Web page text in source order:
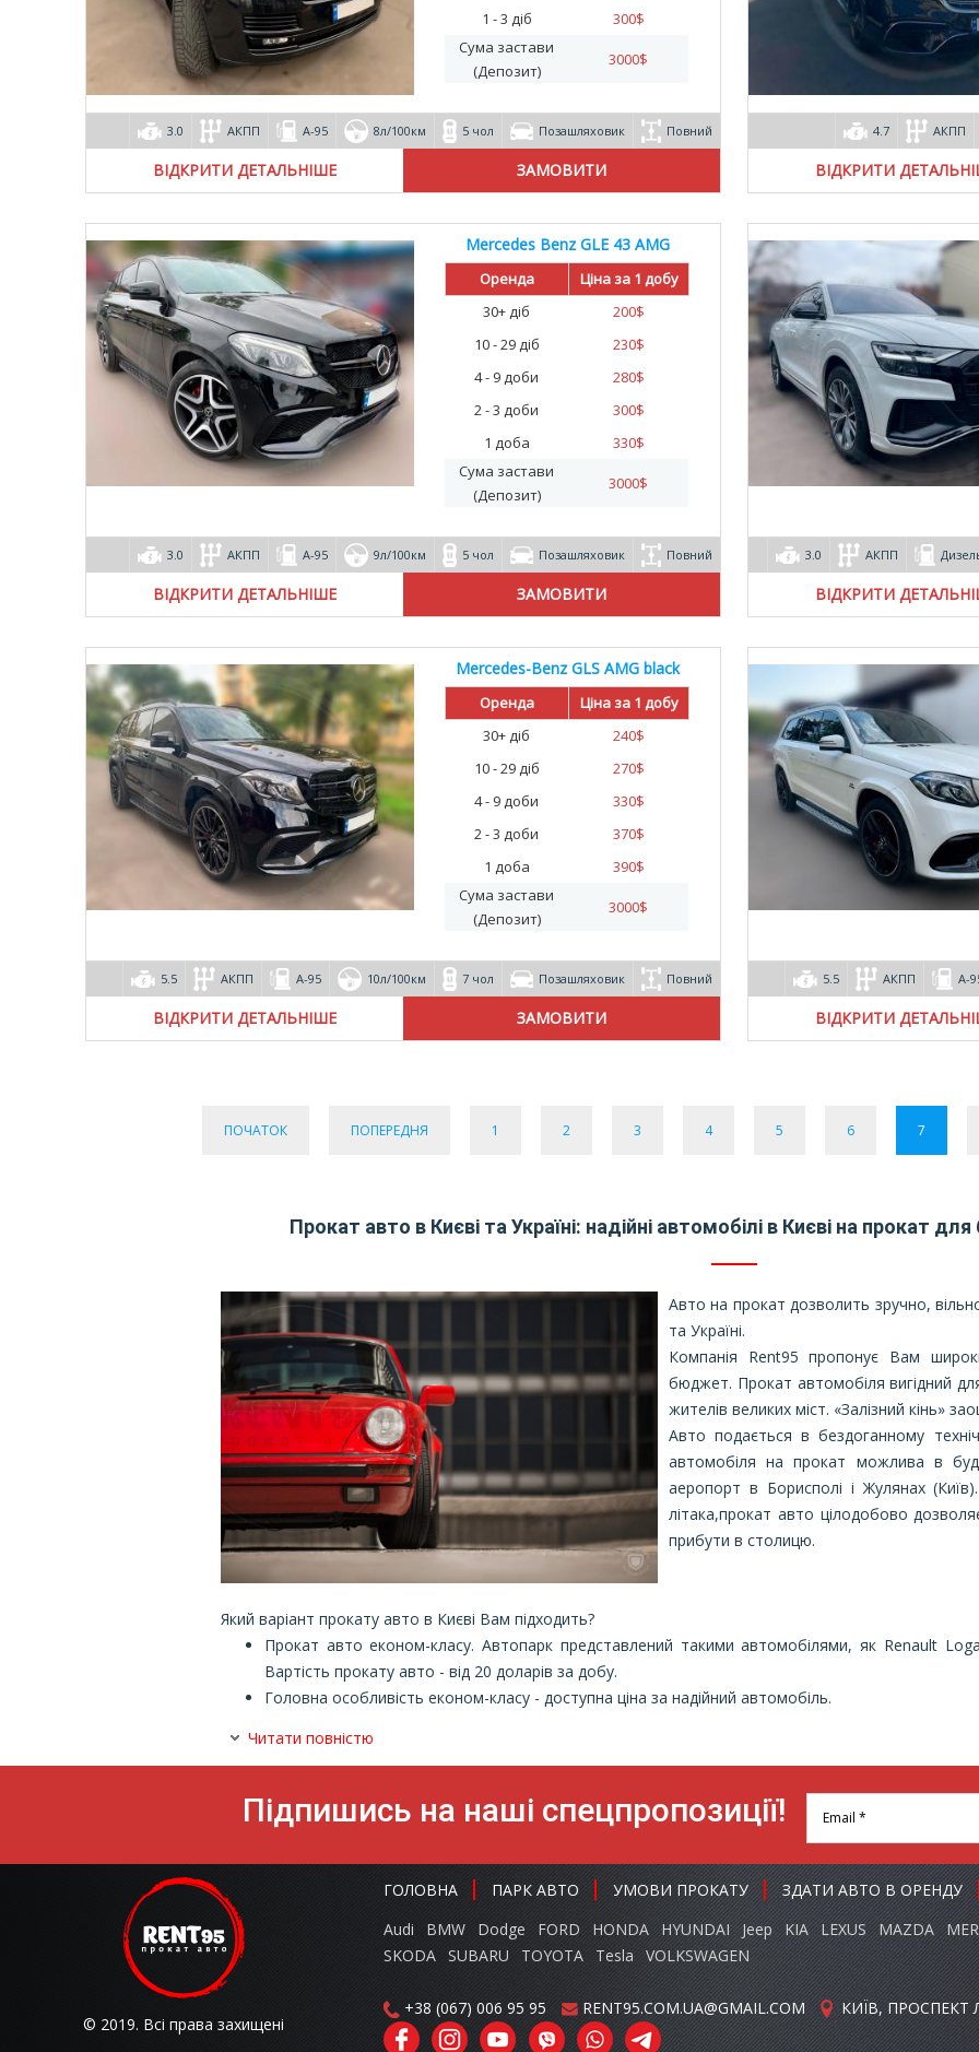
1 - 3 діб
300$
Сума застави
(Депозит)
3000$
3.0 АКПП А-95 8л/100км 5 чол Позашляховик Повний
ВІДКРИТИ ДЕТАЛЬНІШЕ
4.7 АКПП
ВІДКРИТИ
Mercedes Benz GLE 43 AMG
Coupe
Оренда
Ціна за 1 добу
30+ діб
200$
10 - 29 діб
230$
4 - 9 доби
280$
2 - 3 доби
300$
1 доба
330$
Сума застави
(Депозит)
3000$
3.0 АКПП А-95 9л/100км 5 чол Позашляховик Повний
ВІДКРИТИ ДЕТАЛЬНІШЕ
3.0 АКПП
ВІДКРИТИ
Mercedes-Benz GLS AMG black
Оренда
Ціна за 1 добу
30+ діб
240$
10 - 29 діб
270$
4 - 9 доби
330$
2 - 3 доби
370$
1 доба
390$
Сума застави
(Депозит)
3000$
5.5 АКПП А-95 10л/100км 7 чол Позашляховик Повний
ВІДКРИТИ ДЕТАЛЬНІШЕ
5.5 АКПП А-
ВІДКРИТИ
ПОЧАТОК ПОПЕРЕДНЯ 1 2 3 4 5 6 7
Прокат авто в Києві та Україні: надійні автомобілі в Києві на прокат
Авто на прокат дозволить зручно,
та Україні.
Компанія Rent95 пропонує Вам
бюджет. Прокат автомобіля вигідний для
жителів великих міст. «Залізний кінь»
Авто подається в бездоганному
автомобіля на прокат можлива в
аеропорт в Борисполі і Жулянах
літака,прокат авто цілодобово
прибути в столицю.
Який варіант прокату авто в Києві Вам підходить?
Прокат авто економ-класу. Автопарк представлений такими автомобілями, як Renault
Вартість прокату авто - від 20 доларів за добу.
Головна особливість економ-класу - доступна ціна за надійний автомобіль.
Читати повністю
Підпишись на наші спецпропозиції!
© 2019. Всі права захищені
ГОЛОВНА ПАРК АВТО УМОВИ ПРОКАТУ ЗДАТИ АВТО В ОРЕНДУ
Audi
BMW Dodge FORD HONDA HYUNDAI Jeep KIA LEXUS MAZDA
SKODA SUBARU TOYOTA Tesla VOLKSWAGEN
+38 (067) 006 95 95 RENT95.COM.UA@GMAIL.COM КИЇВ, ПРОСПЕКТ